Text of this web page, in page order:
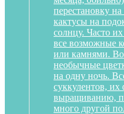
перестановку
кактусы на
солнцу. Часто
все возможные
или камнями. Во
необычные
на одну ночь.
суккулентов, их
выращиванию,
много другой